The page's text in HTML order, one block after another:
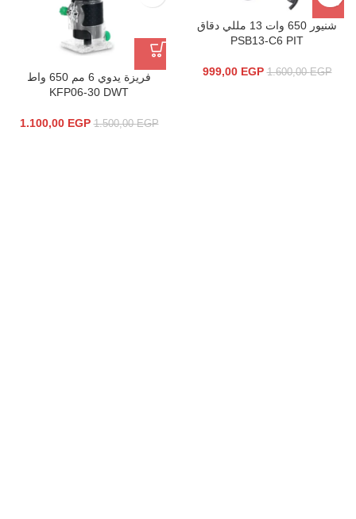
شنيور 650 وات 13 مللي دقاق
PSB13-C6 PIT
1.600,00EGP
999,00 EGP
فريزة يدوي 6 مم 650 واط
KFP06-30 DWT
1.500,00EGP
1.100,00 EGP